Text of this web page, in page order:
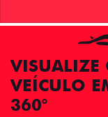
VISUALIZE
VEÍCULO
360°